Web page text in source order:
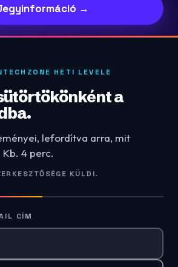
→
HETI LEVELE
a
lefordítva arra, mit
4 perc.
KÜLDI.
CÍM